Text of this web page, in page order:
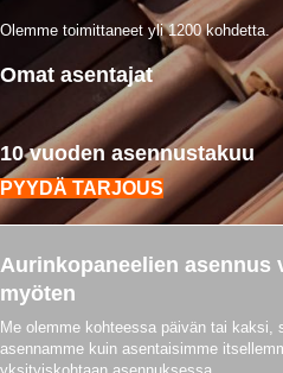
Olemme toimittaneet yli 1200 kohdetta.
Omat asentajat
10 vuoden asennustakuu
PYYDÄ TARJOUS
Aurinkopaneelien
myöten
Me olemme kohteessa päivän tai kaksi,
asennamme kuin asentaisimme